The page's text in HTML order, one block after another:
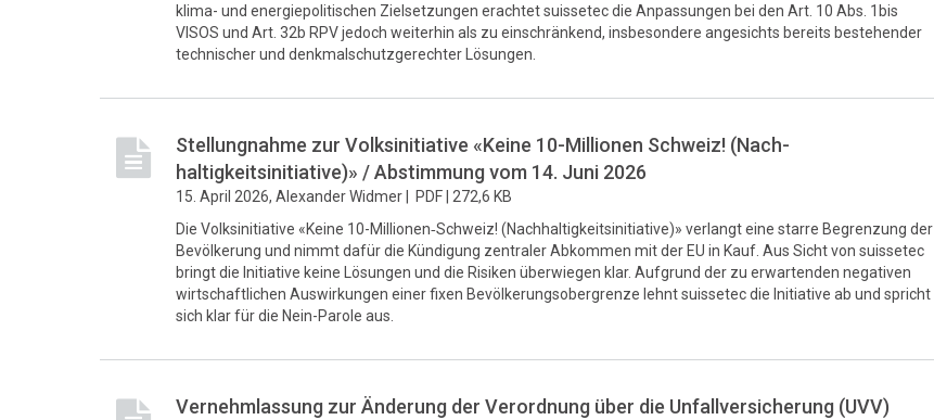
klima- und energiepolitischen Zielsetzungen erachtet suissetec die Anpassungen bei den Art. 10 Abs. 1bis
VISOS und Art. 32b RPV jedoch weiterhin als zu einschränkend, insbesondere angesichts bereits bestehender
technischer und denkmalschutzgerechter Lösungen.
Stellungnahme zur Volksinitiative «Keine 10-Millionen Schweiz! (Nach-
haltigkeitsinitiative)» / Abstimmung vom 14. Juni 2026
15. April 2026, Alexander Widmer | PDF | 272,6 KB
Die Volksinitiative «Keine 10-Millionen‑Schweiz! (Nachhaltigkeitsinitiative)» verlangt eine starre Begrenzung der
Bevölkerung und nimmt dafür die Kündigung zentraler Abkommen mit der EU in Kauf. Aus Sicht von suissetec
bringt die Initiative keine Lösungen und die Risiken überwiegen klar. Aufgrund der zu erwartenden negativen
wirtschaftlichen Auswirkungen einer fixen Bevölkerungsobergrenze lehnt suissetec die Initiative ab und spricht
sich klar für die Nein-Parole aus.
Vernehmlassung zur Änderung der Verordnung über die Unfallversicherung (UVV)